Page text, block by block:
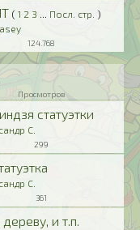
( 1 2 3 ... Посл. стр. )
124.768
Просмотров
статуэтки
С.
299
С.
361
и т.п.